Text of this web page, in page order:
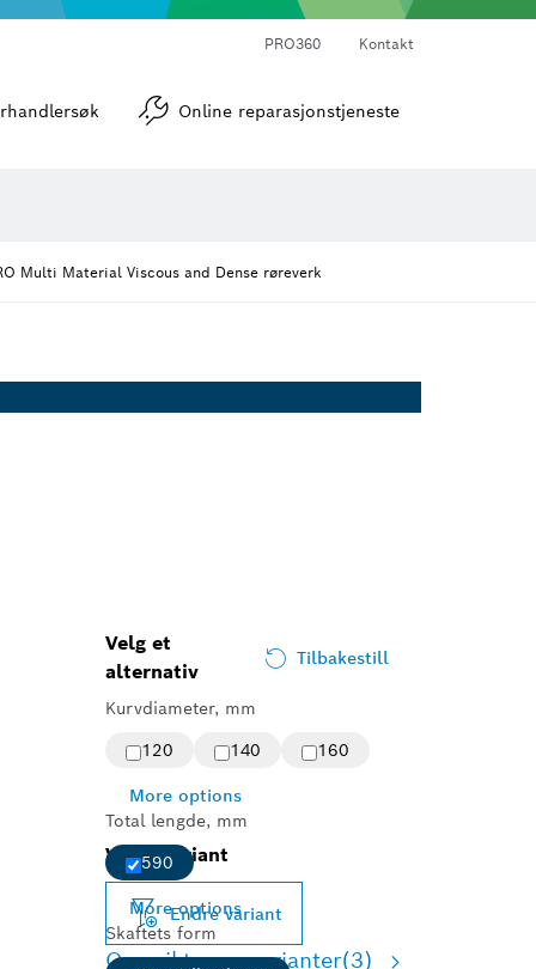
PRO360 Kontakt
Online reparasjonstjeneste
Multi Material Viscous and Dense røreverk
Velg et
alternativ
Tilbakestill
Kurvdiameter, mm
120
140 160
More options
Total lengde, mm
590
More options
Skaftets form
Valgt variant
Endre variant
Oversikt over varianter(3)